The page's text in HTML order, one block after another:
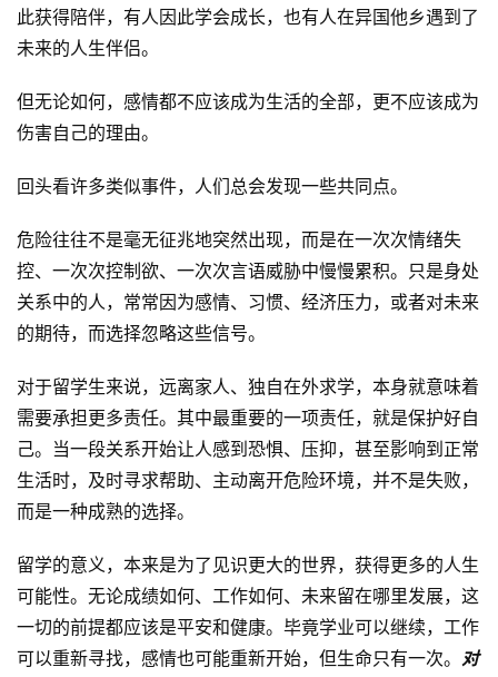
此获得陪伴，有人因此学会成长，也有人在异国他乡遇到了
未来的人生伴侣。
但无论如何，感情都不应该成为生活的全部，更不应该成为
伤害自己的理由。
回头看许多类似事件，人们总会发现一些共同点。
危险往往不是毫无征兆地突然出现，而是在一次次情绪失
控、一次次控制欲、一次次言语威胁中慢慢累积。只是身处
关系中的人，常常因为感情、习惯、经济压力，或者对未来
的期待，而选择忽略这些信号。
对于留学生来说，远离家人、独自在外求学，本身就意味着
需要承担更多责任。其中最重要的一项责任，就是保护好自
己。当一段关系开始让人感到恐惧、压抑，甚至影响到正常
生活时，及时寻求帮助、主动离开危险环境，并不是失败，
而是一种成熟的选择。
留学的意义，本来是为了见识更大的世界，获得更多的人生
可能性。无论成绩如何、工作如何、未来留在哪里发展，这
一切的前提都应该是平安和健康。毕竟学业可以继续，工作
可以重新寻找，感情也可能重新开始，但生命只有一次。 对